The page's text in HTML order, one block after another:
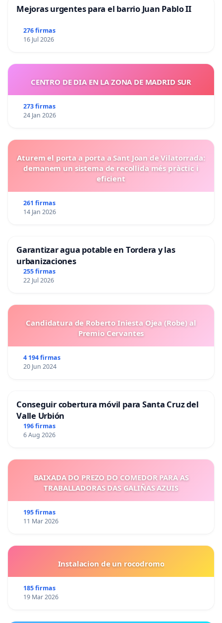
Mejoras urgentes para el barrio Juan Pablo II
276 firmas
16 Jul 2026
CENTRO DE DIA EN LA ZONA DE MADRID SUR
273 firmas
24 Jan 2026
Aturem el porta a porta a Sant Joan de Vilatorrada:
demanem un sistema de recollida més pràctic i
eficient
261 firmas
14 Jan 2026
Garantizar agua potable en Tordera y las
urbanizaciones
255 firmas
22 Jul 2026
Candidatura de Roberto Iniesta Ojea (Robe) al
Premio Cervantes
4 194 firmas
20 Jun 2024
Conseguir cobertura móvil para Santa Cruz del
Valle Urbión
196 firmas
6 Aug 2026
BAIXADA DO PREZO DO COMEDOR PARA AS
TRABALLADORAS DAS GALIÑAS AZUIS
195 firmas
11 Mar 2026
Instalacion de un rocodromo
185 firmas
19 Mar 2026